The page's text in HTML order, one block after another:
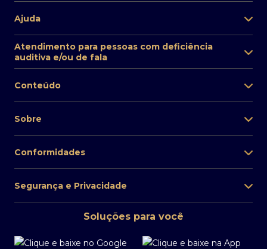
Ajuda
Atendimento para pessoas com deficiência
auditiva e/ou de fala
Conteúdo
Sobre
Conformidades
Segurança e Privacidade
Soluções para você